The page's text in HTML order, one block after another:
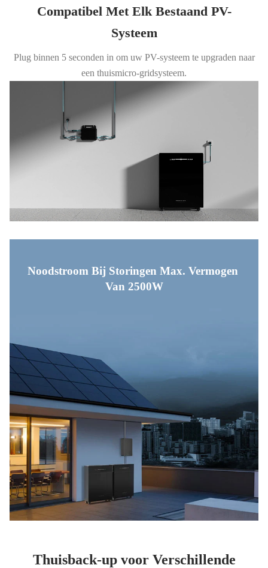
Compatibel Met Elk Bestaand PV-
Systeem
Plug binnen 5 seconden in om uw PV-systeem te upgraden naar
een thuismicro-gridsysteem.
Noodstroom Bij Storingen Max. Vermogen
Van 2500W
Thuisback-up voor Verschillende